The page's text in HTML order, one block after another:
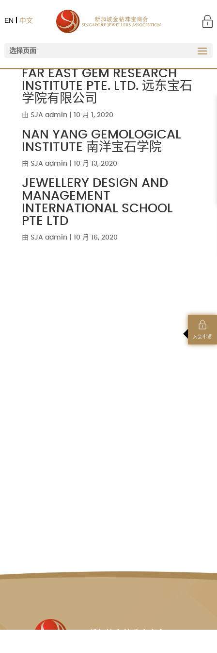
中文
EN
选择页面
入会申请
FAR EAST GEM RESEARCH
INSTITUTE PTE. LTD. 远东宝石
学院有限公司
由 SJA admin 10 月 1, 2020
NAN YANG GEMOLOGICAL
INSTITUTE 南洋宝石学院
由 SJA admin 10 月 13, 2020
JEWELLERY DESIGN AND
MANAGEMENT
INTERNATIONAL SCHOOL
PTE LTD
由 SJA admin 10 月 16, 2020